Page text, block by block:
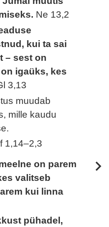
Ne 13,2
kui ta sai
– sest on
igaüks, kes
3,13
muudab
mille kaudu
1,14–2,3
on parem
valitseb
kui linna
pühadel,